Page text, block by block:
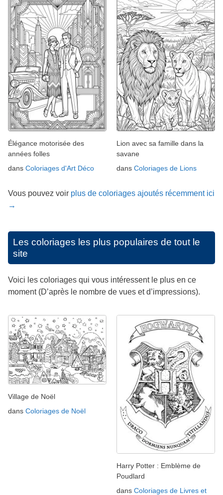
Élégance motorisée des
années folles
dans Coloriages d'Art Déco
Lion avec sa famille dans la
savane
dans Coloriages de Lions
Vous pouvez voir plus de coloriages ajoutés récemment ici
→
Les coloriages les plus populaires de tout le
site
Voici les coloriages qui vous intéressent le plus en ce
moment (D’après le nombre de vues et d’impressions).
Village de Noël
dans Coloriages de Noël
Harry Potter : Emblème de
Poudlard
dans Coloriages de Livres et